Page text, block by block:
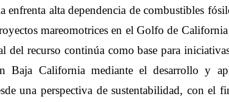
enfrenta alta dependencia de combustibles
mareomotrices en el Golfo de
del recurso continúa como base para
Baja California mediante el desarrollo y
una perspectiva de sustentabilidad, con el